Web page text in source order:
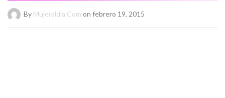
By Mujeraldia.com on febrero 19, 2015